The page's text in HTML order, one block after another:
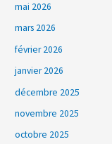
mai 2026
mars 2026
février 2026
janvier 2026
décembre 2025
novembre 2025
octobre 2025